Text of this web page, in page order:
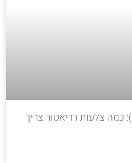
חישוב תפוקת חום (BTU/Watt): כמה צלעות רדיאטור צריך